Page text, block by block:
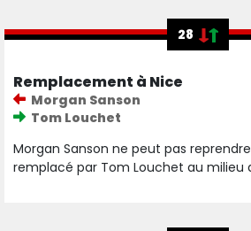
28
Remplacement à Nice
Morgan Sanson
Tom Louchet
Morgan Sanson ne peut pas
remplacé par Tom Louchet au milieu